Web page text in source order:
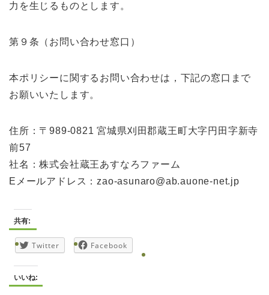
力を生じるものとします。
第９条（お問い合わせ窓口）
本ポリシーに関するお問い合わせは，下記の窓口まで
お願いいたします。
住所：〒989-0821 宮城県刈田郡蔵王町大字円田字新寺
前57
社名：株式会社蔵王あすなろファーム
Eメールアドレス：zao-asunaro@ab.auone-net.jp
共有:
Twitter Facebook
いいね: